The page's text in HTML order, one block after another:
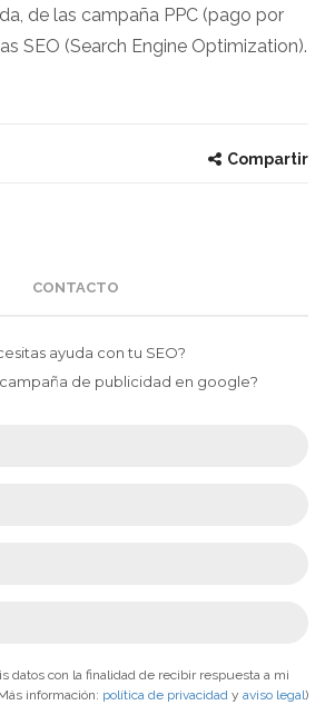
de las campaña PPC (pago por
SEO (Search Engine Optimization).
Compartir
CONTACTO
ayuda con tu SEO?
de publicidad en google?
datos con la finalidad de recibir respuesta a mi
información: política de privacidad y aviso legal)